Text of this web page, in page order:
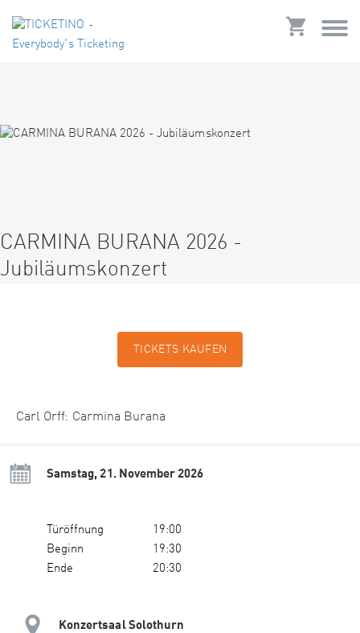
CARMINA BURANA 2026 -
Jubiläumskonzert
TICKETS KAUFEN
Carl Orff: Carmina Burana
Samstag, 21. November 2026
Türöffnung
19:00
Beginn
19:30
Ende
20:30
Konzertsaal Solothurn